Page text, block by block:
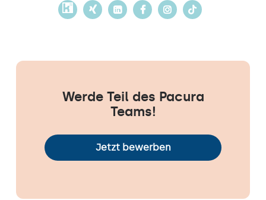
Werde Teil des Pacura
Teams!
Jetzt bewerben